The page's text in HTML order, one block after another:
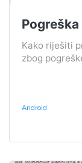
Kako riješiti
zbog
Android